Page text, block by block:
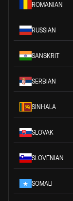
ROMANIAN
RUSSIAN
SANSKRIT
SERBIAN
SINHALA
SLOVAK
SLOVENIAN
SOMALI